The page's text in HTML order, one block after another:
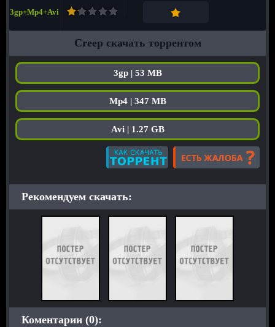
3gp+Mp4+Avi
Creep скачать торрентом
3gp | 53 MB
Mp4 | 347 MB
Avi | 1.27 GB
Рекомендуем скачать:
Коментарии (0):